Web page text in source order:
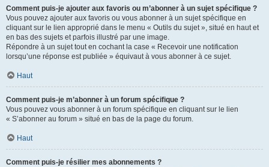
Comment puis-je ajouter aux favoris ou m’abonner à un sujet spécifique ?
Vous pouvez ajouter aux favoris ou vous abonner à un sujet spécifique en
cliquant sur le lien approprié dans le menu « Outils du sujet », situé en haut et
en bas des sujets et parfois illustré par une image.
Répondre à un sujet tout en cochant la case « Recevoir une notification
lorsqu’une réponse est publiée » équivaut à vous abonner à ce sujet.
Haut
Comment puis-je m’abonner à un forum spécifique ?
Vous pouvez vous abonner à un forum spécifique en cliquant sur le lien
« S’abonner au forum » situé en bas de la page du forum.
Haut
Comment puis-je résilier mes abonnements ?